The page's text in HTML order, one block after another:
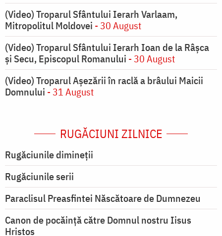
(Video) Troparul Sfântului Ierarh Varlaam,
Mitropolitul Moldovei - 30 August
(Video) Troparul Sfântului Ierarh Ioan de la Râșca
și Secu, Episcopul Romanului - 30 August
(Video) Troparul Așezării în raclă a brâului Maicii
Domnului - 31 August
RUGĂCIUNI ZILNICE
Rugăciunile dimineții
Rugăciunile serii
Paraclisul Preasfintei Născătoare de Dumnezeu
Canon de pocăință către Domnul nostru Iisus
Hristos